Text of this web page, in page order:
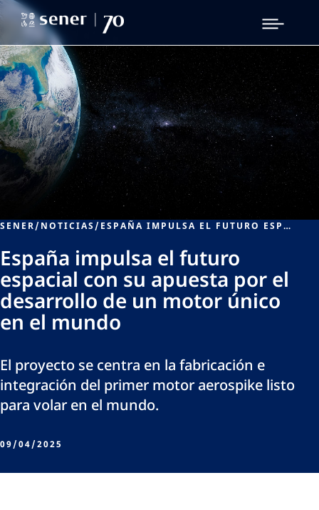
SENER/NOTICIAS/ ESPAÑA IMPULSA EL FUTURO ESPACIAL CON SU APUESTA POR EL DESARROLLO DE UN MOTOR ÚNICO EN EL MUNDO
España impulsa el futuro
espacial con su apuesta por el
desarrollo de un motor único
en el mundo
El proyecto se centra en la fabricación e
integración del primer motor aerospike listo
para volar en el mundo.
09/04/2025